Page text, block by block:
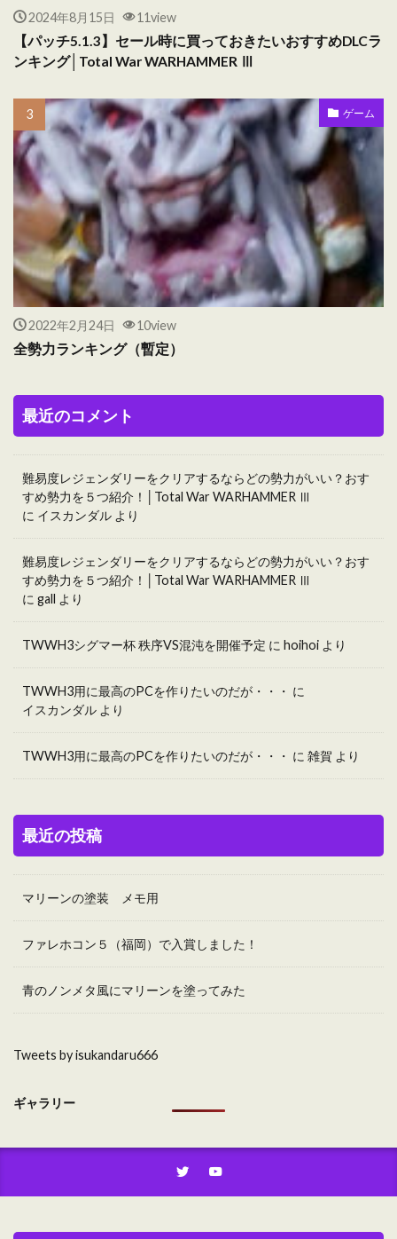
2024年8月15日 11view
【パッチ5.1.3】セール時に買っておきたいおすすめDLCラ
ンキング│Total War WARHAMMER Ⅲ
ゲーム
2022年2月24日 10view
全勢力ランキング（暫定）
最近のコメント
難易度レジェンダリーをクリアするならどの勢力がいい？おす
すめ勢力を５つ紹介！│Total War WARHAMMER Ⅲ
に イスカンダル より
難易度レジェンダリーをクリアするならどの勢力がいい？おす
すめ勢力を５つ紹介！│Total War WARHAMMER Ⅲ
に gall より
TWWH3シグマー杯 秩序VS混沌を開催予定 に hoihoi より
TWWH3用に最高のPCを作りたいのだが・・・ に
イスカンダル より
TWWH3用に最高のPCを作りたいのだが・・・ に 雑賀 より
最近の投稿
マリーンの塗装 メモ用
ファレホコン５（福岡）で入賞しました！
青のノンメタ風にマリーンを塗ってみた
Tweets by isukandaru666
ギャラリー